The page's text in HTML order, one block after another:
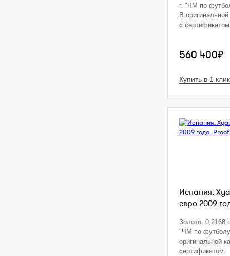
г. "ЧМ по
В
с
560 400₽
Купить в 1 клик
Испания.
евро 2009
Золото. 0,2168
"ЧМ по
оригинальной
сертификатом.